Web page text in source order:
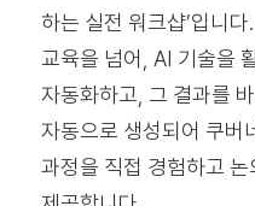
하는 실전 워크샵’입니
교육을 넘어, AI 기술을
자동화하고, 그 결과를
자동으로 생성되어 쿠버
과정을 직접 경험하고